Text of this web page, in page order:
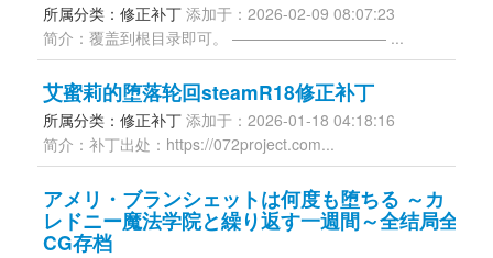
所属分类：修正补丁 添加于：2026-02-09 08:07:23
简介：覆盖到根目录即可。 —————————— ...
艾蜜莉的堕落轮回steamR18修正补丁
所属分类：修正补丁 添加于：2026-01-18 04:18:16
简介：补丁出处：https://072project.com...
アメリ・ブランシェットは何度も堕ちる ～カ
レドニー魔法学院と繰り返す一週間～全结局全
CG存档